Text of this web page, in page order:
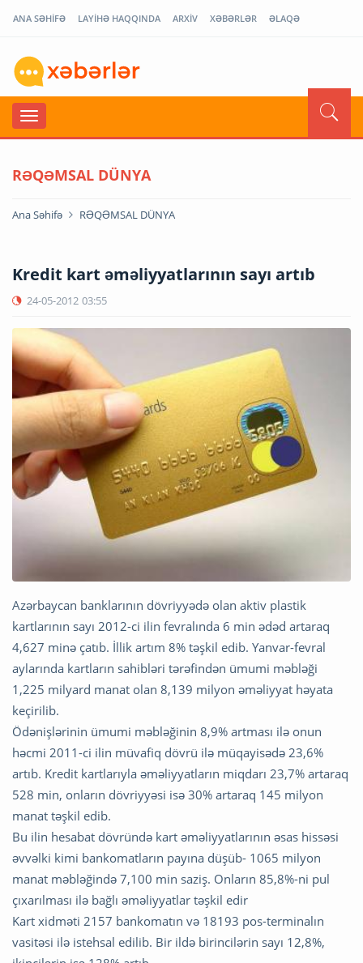
ANA SƏHİFƏ LAYİHƏ HAQQINDA ARXİV XƏBƏRLƏR ƏLAQƏ
RƏQƏMSAL DÜNYA
Ana Səhifə RƏQƏMSAL DÜNYA
Kredit kart əməliyyatlarının sayı artıb
24-05-2012 03:55
Azərbaycan banklarının dövriyyədə olan aktiv plastik
kartlarının sayı 2012-ci ilin fevralında 6 min ədəd artaraq
4,627 minə çatıb. İllik artım 8% təşkil edib. Yanvar-fevral
aylarında kartların sahibləri tərəfindən ümumi məbləği
1,225 milyard manat olan 8,139 milyon əməliyyat həyata
keçirilib.
Ödənişlərinin ümumi məbləğinin 8,9% artması ilə onun
həcmi 2011-ci ilin müvafiq dövrü ilə müqayisədə 23,6%
artıb. Kredit kartlarıyla əməliyyatların miqdarı 23,7% artaraq
528 min, onların dövriyyəsi isə 30% artaraq 145 milyon
manat təşkil edib.
Bu ilin hesabat dövründə kart əməliyyatlarının əsas hissəsi
əvvəlki kimi bankomatların payına düşüb- 1065 milyon
manat məbləğində 7,100 min saziş. Onların 85,8%-ni pul
çıxarılması ilə bağlı əməliyyatlar təşkil edir
Kart xidməti 2157 bankomatın və 18193 pos-terminalın
vasitəsi ilə istehsal edilib. Bir ildə birincilərin sayı 12,8%,